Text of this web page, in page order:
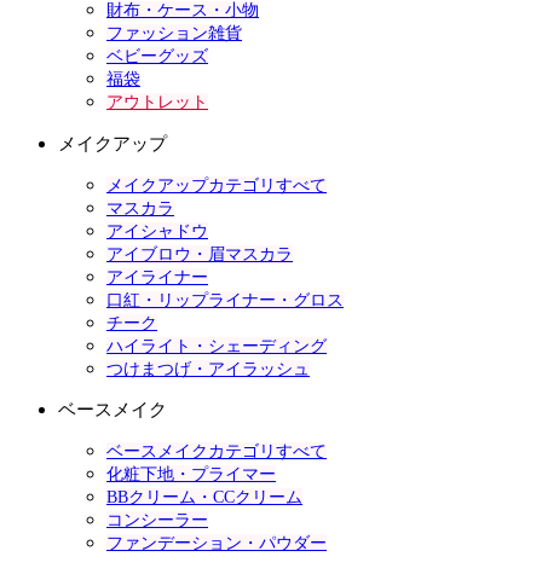
財布・ケース・小物
ファッション雑貨
ベビーグッズ
福袋
アウトレット
メイクアップ
メイクアップカテゴリすべて
マスカラ
アイシャドウ
アイブロウ・眉マスカラ
アイライナー
口紅・リップライナー・グロス
チーク
ハイライト・シェーディング
つけまつげ・アイラッシュ
ベースメイク
ベースメイクカテゴリすべて
化粧下地・プライマー
BBクリーム・CCクリーム
コンシーラー
ファンデーション・パウダー